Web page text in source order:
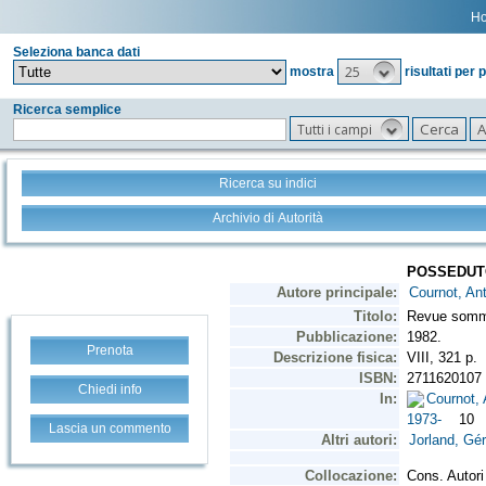
Seleziona banca dati
mostra
25 risultati per
Ricerca semplice
Tutti i campi
Ricerca su indici
Archivio di Autorità
Prenota
Chiedi info
Lascia un commento